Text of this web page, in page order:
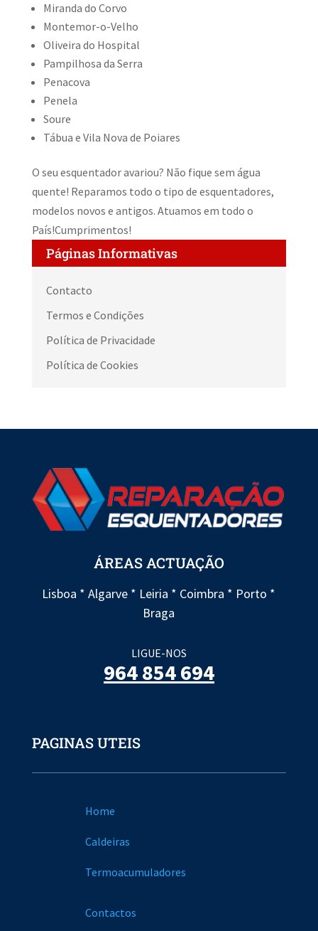
Miranda do Corvo
Montemor-o-Velho
Oliveira do Hospital
Pampilhosa da Serra
Penacova
Penela
Soure
Tábua e Vila Nova de Poiares
O seu esquentador avariou? Não fique sem água
quente! Reparamos todo o tipo de esquentadores,
modelos novos e antigos. Atuamos em todo o
País!Cumprimentos!
Páginas Informativas
Contacto
Termos e Condições
Política de Privacidade
Política de Cookies
ÁREAS ACTUAÇÃO
Lisboa * Algarve * Leiria * Coimbra * Porto *
Braga
LIGUE-NOS
964 854 694
PAGINAS UTEIS
Home
Caldeiras
Termoacumuladores
Contactos